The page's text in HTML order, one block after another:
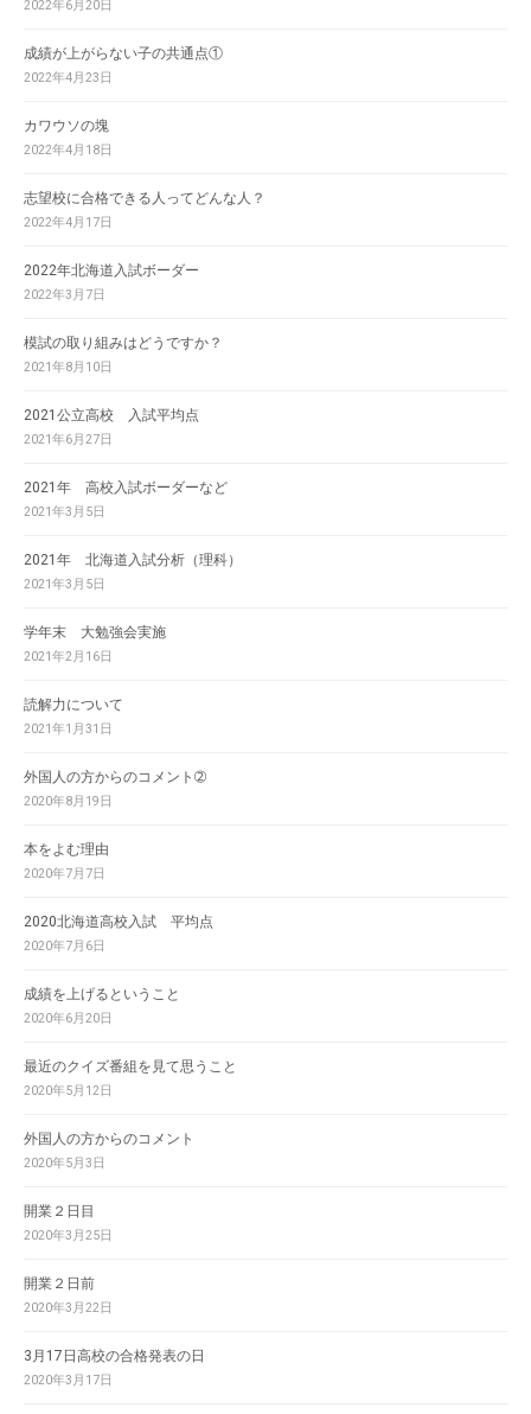
2022年6月20日
成績が上がらない子の共通点①
2022年4月23日
カワウソの塊
2022年4月18日
志望校に合格できる人ってどんな人？
2022年4月17日
2022年北海道入試ボーダー
2022年3月7日
模試の取り組みはどうですか？
2021年8月10日
2021公立高校 入試平均点
2021年6月27日
2021年 高校入試ボーダーなど
2021年3月5日
2021年 北海道入試分析（理科）
2021年3月5日
学年末 大勉強会実施
2021年2月16日
読解力について
2021年1月31日
外国人の方からのコメント➁
2020年8月19日
本をよむ理由
2020年7月7日
2020北海道高校入試 平均点
2020年7月6日
成績を上げるということ
2020年6月20日
最近のクイズ番組を見て思うこと
2020年5月12日
外国人の方からのコメント
2020年5月3日
開業２日目
2020年3月25日
開業２日前
2020年3月22日
3月17日高校の合格発表の日
2020年3月17日